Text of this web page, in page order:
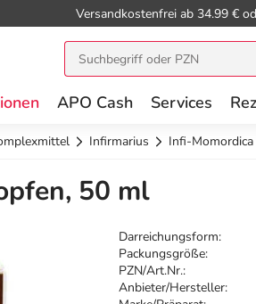
Versandkostenfrei ab 34.99 €
APO Cash Services
Infirmarius Infi-Momordica
50 ml
Darreichungsform:
Packungsgröße:
PZN/Art.Nr.:
Anbieter/Hersteller: